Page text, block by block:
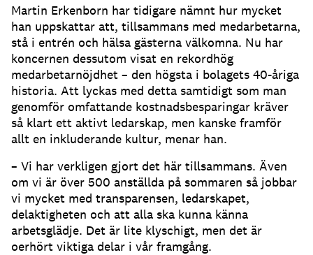
Martin Erkenborn har tidigare nämnt hur mycket
han uppskattar att, tillsammans med medarbetarna,
stå i entrén och hälsa gästerna välkomna. Nu har
koncernen dessutom visat en rekordhög
medarbetarnöjdhet – den högsta i bolagets 40-åriga
historia. Att lyckas med detta samtidigt som man
genomför omfattande kostnadsbesparingar kräver
så klart ett aktivt ledarskap, men kanske framför
allt en inkluderande kultur, menar han.
– Vi har verkligen gjort det här tillsammans. Även
om vi är över 500 anställda på sommaren så jobbar
vi mycket med transparensen, ledarskapet,
delaktigheten och att alla ska kunna känna
arbetsglädje. Det är lite klyschigt, men det är
oerhört viktiga delar i vår framgång.